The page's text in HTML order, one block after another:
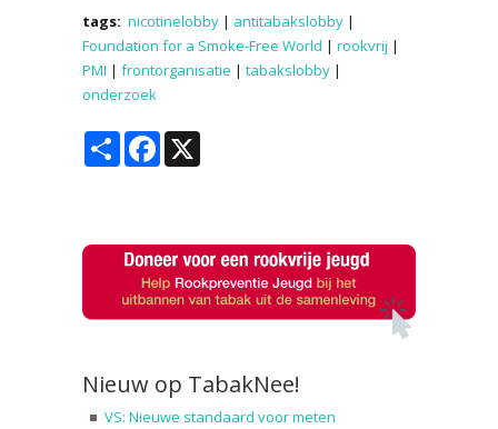
tags: nicotinelobby | antitabakslobby |
Foundation for a Smoke-Free World | rookvrij |
PMI | frontorganisatie | tabakslobby |
onderzoek
Share Facebook
Nieuw op TabakNee!
VS: Nieuwe standaard voor meten